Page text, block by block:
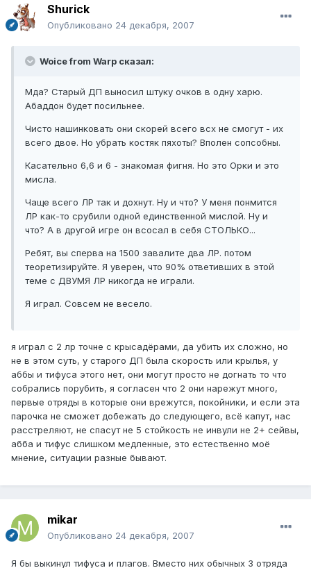
Shurick
Опубликовано 24 декабря, 2007
Woice from Warp сказал:
Мда? Старый ДП выносил штуку очков в одну харю.
Абаддон будет посильнее.
Чисто нашинковать они скорей всего всх не смогут - их
всего двое. Но убрать костяк пяхоты? Вполен сопсобны.
Касательно 6,6 и 6 - знакомая фигня. Но это Орки и это
мисла.
Чаще всего ЛР так и дохнут. Ну и что? У меня понмится
ЛР как-то срубили одной единственной мислой. Ну и
что? А в другой игре он всосал в себя СТОЛЬКО...
Ребят, вы сперва на 1500 завалите два ЛР. потом
теоретизируйте. Я уверен, что 90% ответивших в этой
теме с ДВУМЯ ЛР никогда не играли.
Я играл. Совсем не весело.
я играл с 2 лр точне с крысадёрами, да убить их сложно, но
не в этом суть, у старого ДП была скорость или крылья, у
аббы и тифуса этого нет, они могут просто не догнать то что
собрались порубить, я согласен что 2 они нарежут много,
первые отряды в которые они врежутся, покойники, и если эта
парочка не сможет добежать до следующего, всё капут, нас
расстреляют, не спасут не 5 стойкость не инвули не 2+ сейвы,
абба и тифус слишком медленные, это естественно моё
мнение, ситуации разные бывают.
mikar
Опубликовано 24 декабря, 2007
Я бы выкинул тифуса и плагов. Вместо них обычных 3 отряда